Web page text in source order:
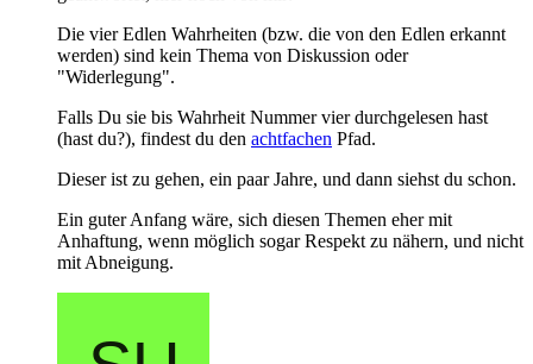
Die vier Edlen Wahrheiten (bzw. die von den Edlen erkannt
werden) sind kein Thema von Diskussion oder
"Widerlegung".
Falls Du sie bis Wahrheit Nummer vier durchgelesen hast
(hast du?), findest du den achtfachen Pfad.
Dieser ist zu gehen, ein paar Jahre, und dann siehst du schon.
Ein guter Anfang wäre, sich diesen Themen eher mit
Anhaftung, wenn möglich sogar Respekt zu nähern, und nicht
mit Abneigung.